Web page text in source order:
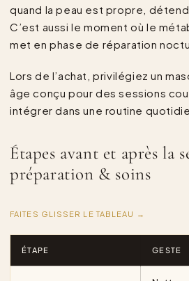
quand la peau est propre,
C’est aussi le moment où le
met en phase de réparation
Lors de l’achat, privilégiez un
âge conçu pour des sessions
intégrer dans une routine
Étapes avant et après la
préparation & soins
FAITES GLISSER LE TABLEAU →
ÉTAPE GESTE